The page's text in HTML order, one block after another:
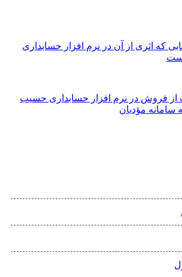
که اثری از آن در نرم افزار حسابداری
فروش در نرم افزار حسابداری حسیب
سامانه مؤدیان